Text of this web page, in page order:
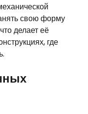
свою форму
делает её
где